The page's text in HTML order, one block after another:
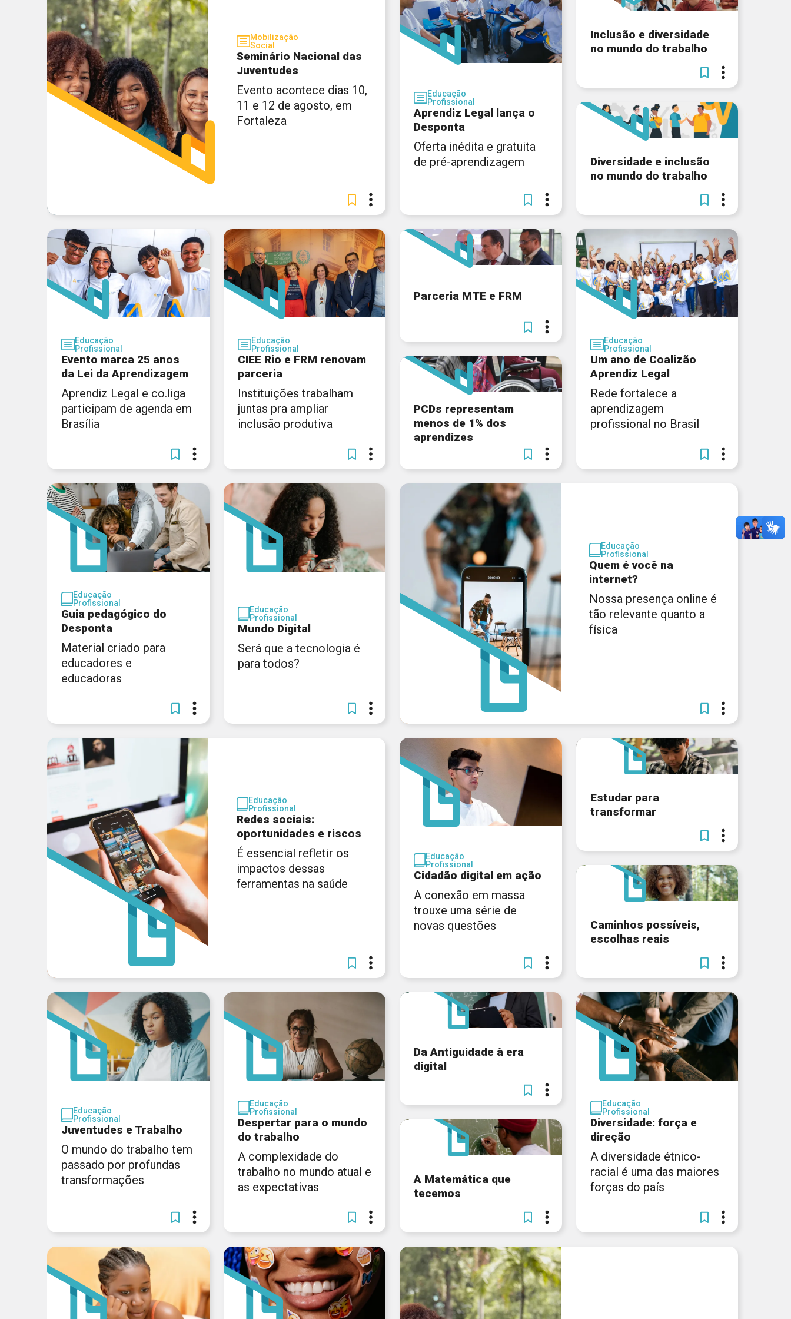
Mobilização
Social
Seminário Nacional das
Juventudes
Evento acontece dias 10,
11 e 12 de agosto, em
Fortaleza
Educação
Profissional
Aprendiz Legal lança o
Desponta
Oferta inédita e gratuita
de pré-aprendizagem
Inclusão e diversidade
no mundo do trabalho
Diversidade e inclusão
no mundo do trabalho
Educação
Profissional
Evento marca 25 anos
da Lei da Aprendizagem
Aprendiz Legal e co.liga
participam de agenda em
Brasília
Educação
Profissional
CIEE Rio e FRM renovam
parceria
Instituições trabalham
juntas pra ampliar
inclusão produtiva
Parceria MTE e FRM
PCDs representam
menos de 1% dos
aprendizes
Educação
Profissional
Um ano de Coalizão
Aprendiz Legal
Rede fortalece a
aprendizagem
profissional no Brasil
Educação
Profissional
Guia pedagógico do
Desponta
Material criado para
educadores e
educadoras
Educação
Profissional
Mundo Digital
Será que a tecnologia é
para todos?
Educação
Profissional
Quem é você na
internet?
Nossa presença online é
tão relevante quanto a
física
Educação
Profissional
Redes sociais:
oportunidades e riscos
É essencial refletir os
impactos dessas
ferramentas na saúde
Educação
Profissional
Cidadão digital em ação
A conexão em massa
trouxe uma série de
novas questões
Estudar para
transformar
Caminhos possíveis,
escolhas reais
Educação
Profissional
Juventudes e Trabalho
O mundo do trabalho tem
passado por profundas
transformações
Educação
Profissional
Despertar para o mundo
do trabalho
A complexidade do
trabalho no mundo atual e
as expectativas
Da Antiguidade à era
digital
A Matemática que
tecemos
Educação
Profissional
Diversidade: força e
direção
A diversidade étnico-
racial é uma das maiores
forças do país